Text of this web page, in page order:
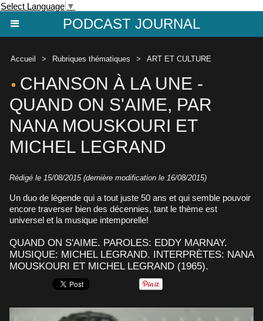
Select Language ▼
PODCAST JOURNAL
Accueil > Rubriques thématiques > ART ET CULTURE
CHANSON À LA UNE -
QUAND ON S'AIME, PAR
NANA MOUSKOURI ET
MICHEL LEGRAND
Rédigé le 15/08/2015 (dernière modification le 16/08/2015)
Un duo de légende qui a tout juste 50 ans et qui semble pouvoir
encore traverser bien des décennies, tant le thème est
universel et la musique intemporelle!
QUAND ON S'AIME. PAROLES: EDDY MARNAY.
MUSIQUE: MICHEL LEGRAND. INTERPRÈTES: NANA
MOUSKOURI ET MICHEL LEGRAND (1965).